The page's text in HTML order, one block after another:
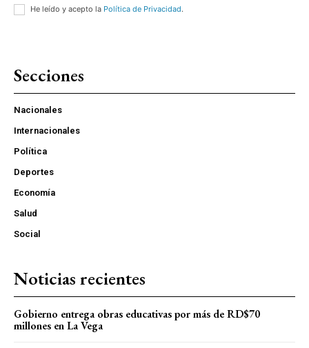
He leído y acepto la Política de Privacidad.
Secciones
Nacionales
Internacionales
Política
Deportes
Economía
Salud
Social
Noticias recientes
Gobierno entrega obras educativas por más de RD$70
millones en La Vega